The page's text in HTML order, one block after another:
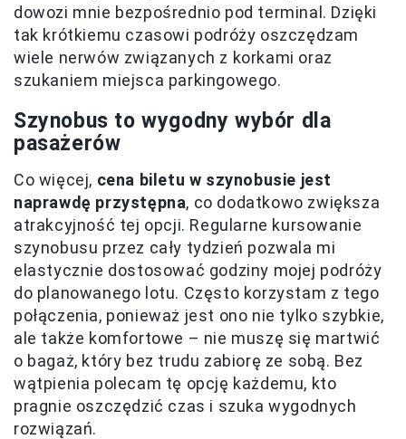
dowozi mnie bezpośrednio pod terminal. Dzięki
tak krótkiemu czasowi podróży oszczędzam
wiele nerwów związanych z korkami oraz
szukaniem miejsca parkingowego.
Szynobus to wygodny wybór dla
pasażerów
Co więcej, cena biletu w szynobusie jest
naprawdę przystępna, co dodatkowo zwiększa
atrakcyjność tej opcji. Regularne kursowanie
szynobusu przez cały tydzień pozwala mi
elastycznie dostosować godziny mojej podróży
do planowanego lotu. Często korzystam z tego
połączenia, ponieważ jest ono nie tylko szybkie,
ale także komfortowe – nie muszę się martwić
o bagaż, który bez trudu zabiorę ze sobą. Bez
wątpienia polecam tę opcję każdemu, kto
pragnie oszczędzić czas i szuka wygodnych
rozwiązań.